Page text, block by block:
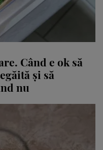
Când e ok să
și să
nu